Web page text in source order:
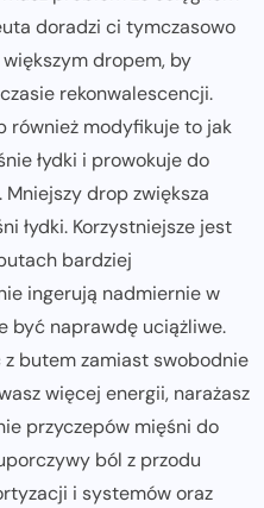
doradzi ci tymczasowo
dropem, by
rekonwalescencji.
również modyfikuje to jak
łydki i prowokuje do
drop zwiększa
łydki. Korzystniejsze jest
bardziej
ingerują nadmiernie w
być naprawdę uciążliwe.
butem zamiast swobodnie
więcej energii, narażasz
przyczepów mięśni do
ból z przodu
i systemów oraz